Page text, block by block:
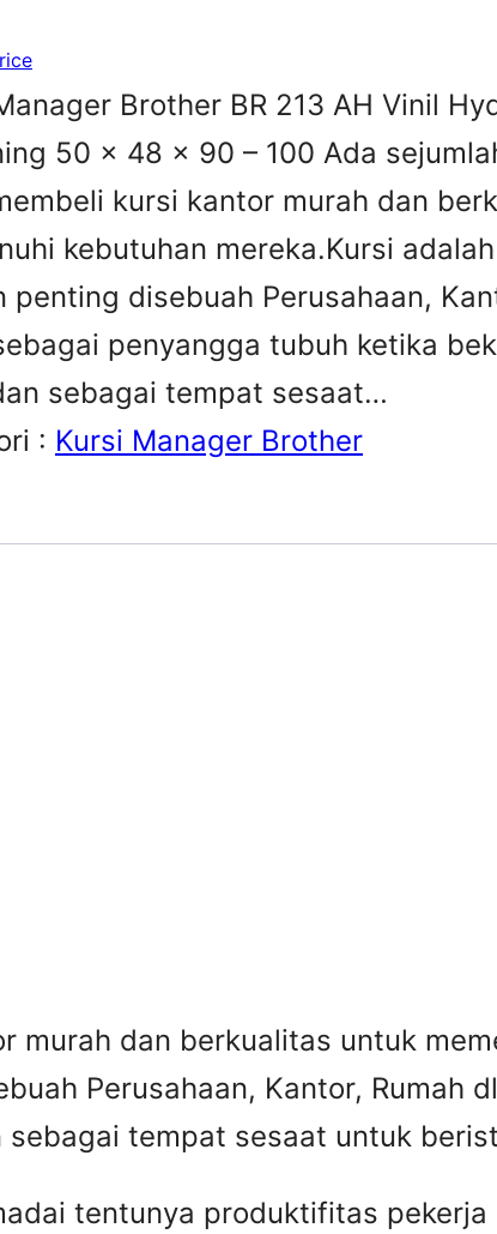
Brother BR 213 AH Vinil
50 x 48 x 90 – 100 Ada
kursi kantor murah dan
kebutuhan mereka.Kursi
penting disebuah Perusahaan,
penyangga tubuh ketika
sebagai tempat sesaat…
: Kursi Manager Brother
murah dan berkualitas untuk
Perusahaan, Kantor, Rumah
tempat sesaat untuk
tentunya produktifitas pekerja